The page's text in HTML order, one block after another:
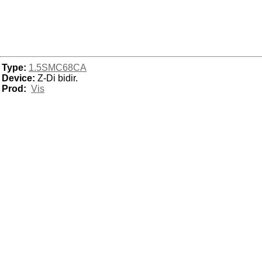
Type: 1.5SMC68CA
Device: Z-Di bidir.
Prod: Vis